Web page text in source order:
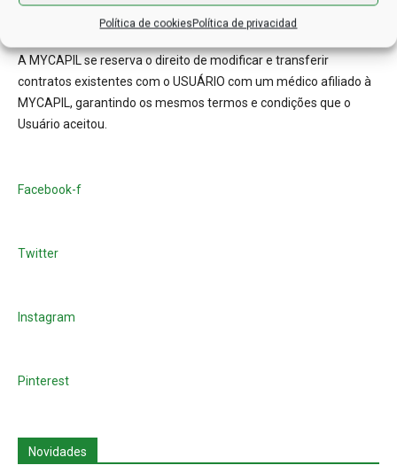
Política de cookiesPolítica de privacidad
Transferência de contrato
A MYCAPIL se reserva o direito de modificar e transferir
contratos existentes com o USUÁRIO com um médico afiliado à
MYCAPIL, garantindo os mesmos termos e condições que o
Usuário aceitou.
Facebook-f
Twitter
Instagram
Pinterest
Novidades